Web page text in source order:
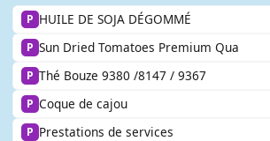
P HUILE DE SOJA DÉGOMMÉ
P Sun Dried Tomatoes Premium Qua
P Thé Bouze 9380 /8147 / 9367
P Coque de cajou
P Prestations de services